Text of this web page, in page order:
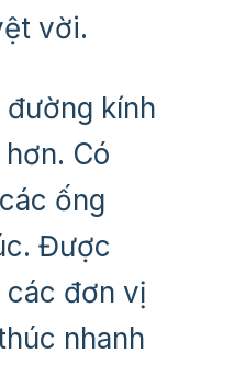
vời.
đường kính
Có
ống
Được
đơn vị
nhanh